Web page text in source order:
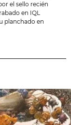
el sello recién
en IQL
planchado en